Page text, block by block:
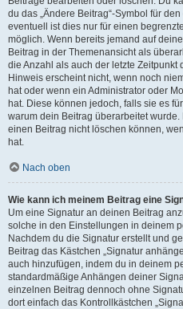
du das „Ändere Beitrag“-Symbol für
eventuell ist dies nur für einen
möglich. Wenn bereits jemand auf
Beitrag in der Themenansicht als
die Anzahl als auch der letzte
Hinweis erscheint nicht, wenn noch
hat oder wenn ein Administrator oder
hat. Diese können jedoch, falls sie es
warum dein Beitrag überarbeitet
einen Beitrag nicht löschen können,
hat.
Nach oben
Wie kann ich meinem Beitrag eine
Um eine Signatur an deinen Beitrag
solche in den Einstellungen in deinem
Nachdem du die Signatur erstellt und
Beitrag das Kästchen „Signatur
auch hinzufügen, indem du in deinem
standardmäßige Anhängen deiner
einzelnen Beitrag dennoch ohne
dort einfach das Kontrollkästchen